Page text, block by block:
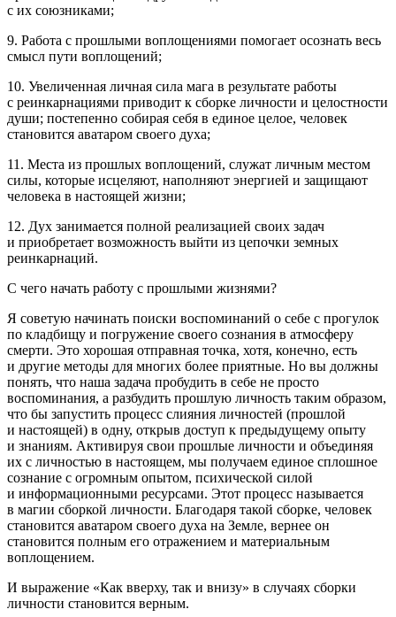
с их союзниками;
9. Работа с прошлыми воплощениями помогает осознать весь
смысл пути воплощений;
10. Увеличенная личная сила мага в результате работы
с реинкарнациями приводит к сборке личности и целостности
души; постепенно собирая себя в единое целое, человек
становится аватаром своего духа;
11. Места из прошлых воплощений, служат личным местом
силы, которые исцеляют, наполняют энергией и защищают
человека в настоящей жизни;
12. Дух занимается полной реализацией своих задач
и приобретает возможность выйти из цепочки земных
реинкарнаций.
С чего начать работу с прошлыми жизнями?
Я советую начинать поиски воспоминаний о себе с прогулок
по кладбищу и погружение своего сознания в атмосферу
смерти. Это хорошая отправная точка, хотя, конечно, есть
и другие методы для многих более приятные. Но вы должны
понять, что наша задача пробудить в себе не просто
воспоминания, а разбудить прошлую личность таким образом,
что бы запустить процесс слияния личностей (прошлой
и настоящей) в одну, открыв доступ к предыдущему опыту
и знаниям. Активируя свои прошлые личности и объединяя
их с личностью в настоящем, мы получаем единое сплошное
сознание с огромным опытом, психической силой
и информационными ресурсами. Этот процесс называется
в магии сборкой личности. Благодаря такой сборке, человек
становится аватаром своего духа на Земле, вернее он
становится полным его отражением и материальным
воплощением.
И выражение «Как вверху, так и внизу» в случаях сборки
личности становится верным.